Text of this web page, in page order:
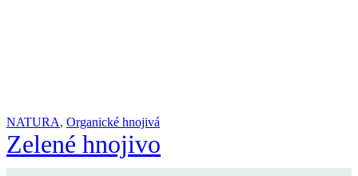
NATURA, Organické hnojivá
Zelené hnojivo